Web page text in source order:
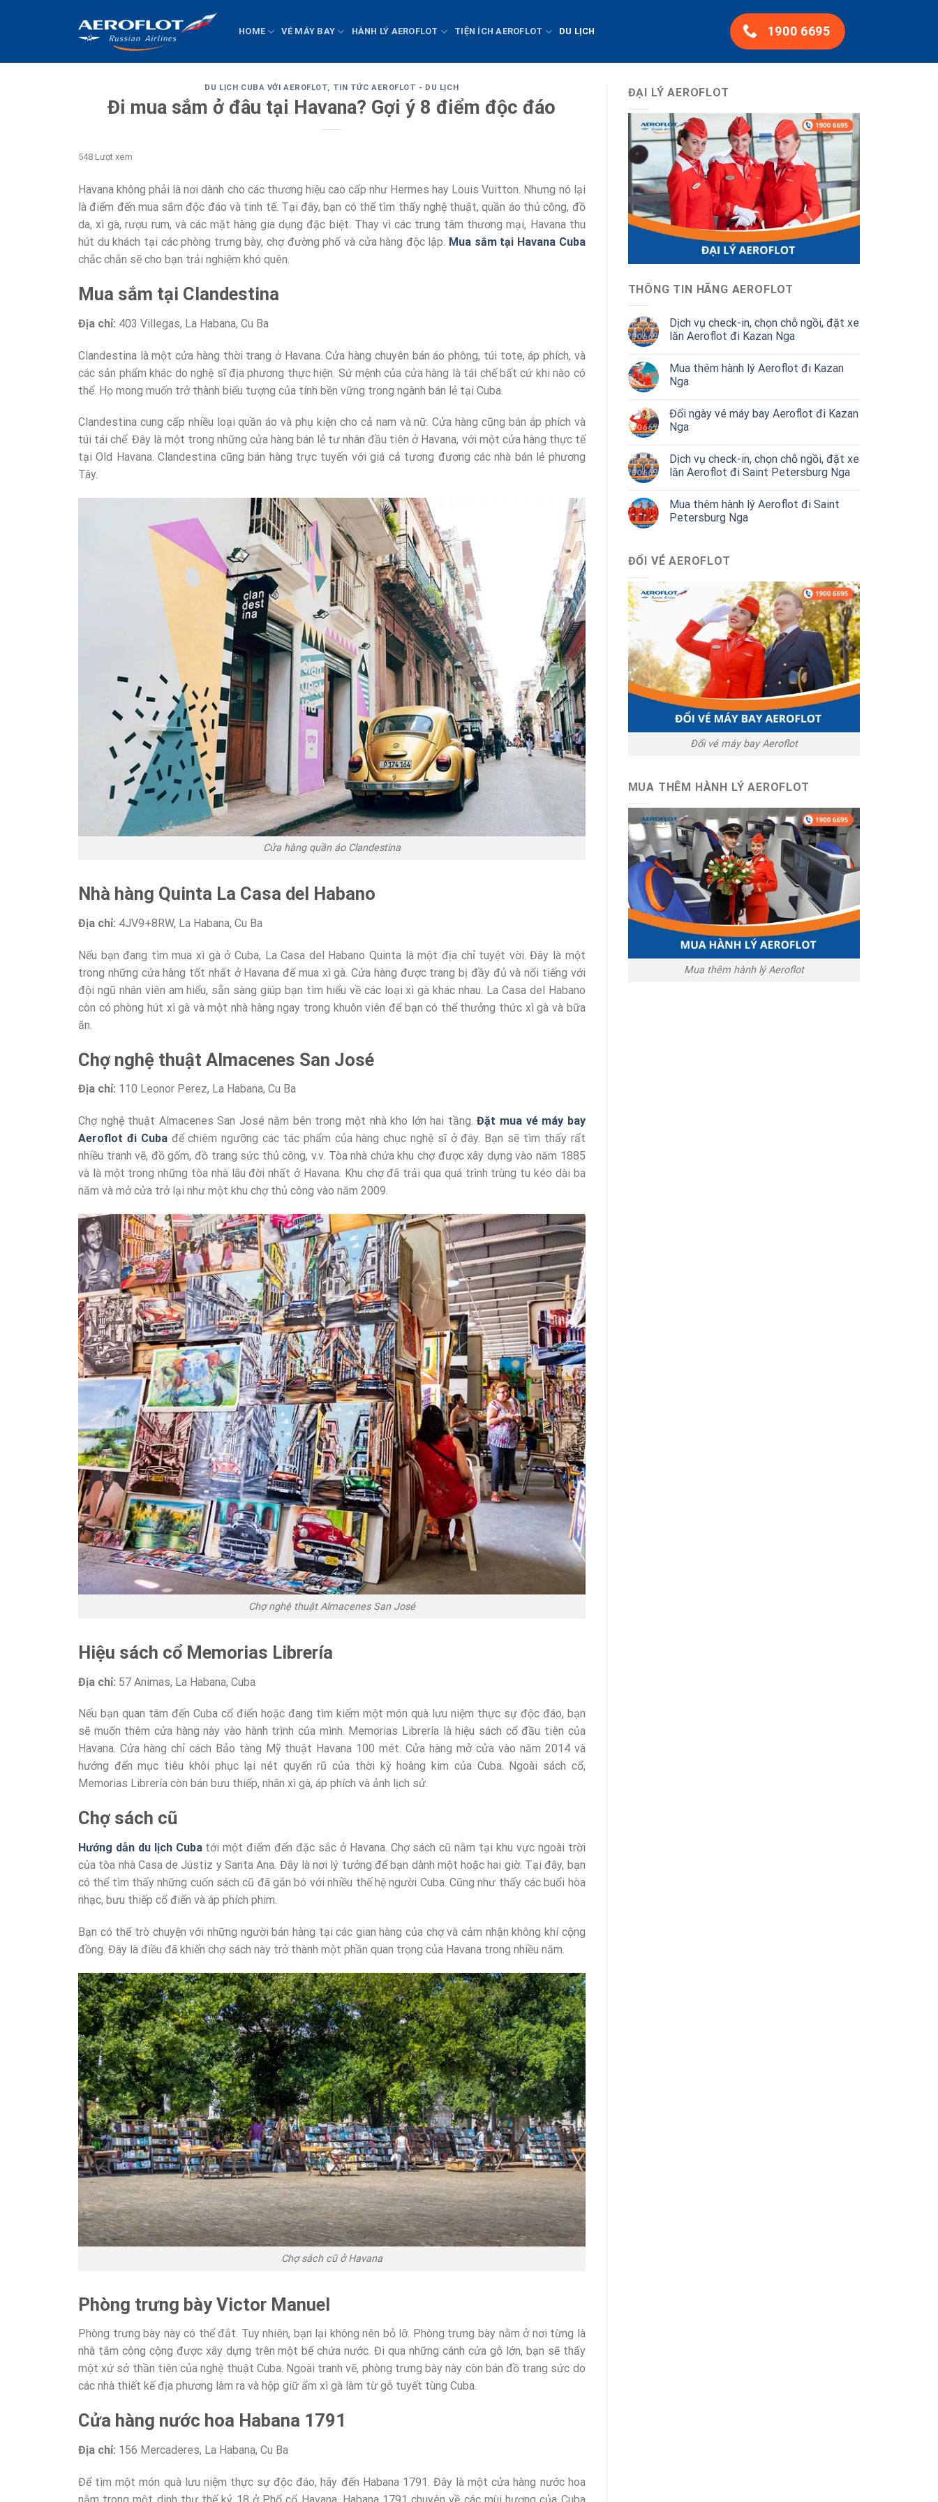
dung
HOME VÉ MÁY BAY HÀNH LÝ AEROFLOT TIỆN ÍCH AEROFLOT DU LỊCH 1900 6695
DU LỊCH CUBA VỚI AEROFLOT, TIN TỨC AEROFLOT - DU LỊCH
Đi mua sắm ở đâu tại Havana? Gợi ý 8 điểm độc đáo
548 Lượt xem
Havana không phải là nơi dành cho các thương hiệu cao cấp như Hermes hay Louis Vuitton. Nhưng nó lại
là điểm đến mua sắm độc đáo và tinh tế. Tại đây, bạn có thể tìm thấy nghệ thuật, quần áo thủ công, đồ
da, xì gà, rượu rum, và các mặt hàng gia dụng đặc biệt. Thay vì các trung tâm thương mại, Havana thu
hút du khách tại các phòng trưng bày, chợ đường phố và cửa hàng độc lập. Mua sắm tại Havana Cuba
chắc chắn sẽ cho bạn trải nghiệm khó quên.
Mua sắm tại Clandestina
Địa chỉ: 403 Villegas, La Habana, Cu Ba
Clandestina là một cửa hàng thời trang ở Havana. Cửa hàng chuyên bán áo phông, túi tote, áp phích, và
các sản phẩm khác do nghệ sĩ địa phương thực hiện. Sứ mệnh của cửa hàng là tái chế bất cứ khi nào có
thể. Họ mong muốn trở thành biểu tượng của tính bền vững trong ngành bán lẻ tại Cuba.
Clandestina cung cấp nhiều loại quần áo và phụ kiện cho cả nam và nữ. Cửa hàng cũng bán áp phích và
túi tái chế. Đây là một trong những cửa hàng bán lẻ tư nhân đầu tiên ở Havana, với một cửa hàng thực tế
tại Old Havana. Clandestina cũng bán hàng trực tuyến với giá cả tương đương các nhà bán lẻ phương
Tây.
Cửa hàng quần áo Clandestina
Nhà hàng Quinta La Casa del Habano
Địa chỉ: 4JV9+8RW, La Habana, Cu Ba
Nếu bạn đang tìm mua xì gà ở Cuba, La Casa del Habano Quinta là một địa chỉ tuyệt vời. Đây là một
trong những cửa hàng tốt nhất ở Havana để mua xì gà. Cửa hàng được trang bị đầy đủ và nổi tiếng với
đội ngũ nhân viên am hiểu, sẵn sàng giúp bạn tìm hiểu về các loại xì gà khác nhau. La Casa del Habano
còn có phòng hút xì gà và một nhà hàng ngay trong khuôn viên để bạn có thể thưởng thức xì gà và bữa
ăn.
Chợ nghệ thuật Almacenes San José
Địa chỉ: 110 Leonor Perez, La Habana, Cu Ba
Chợ nghệ thuật Almacenes San José nằm bên trong một nhà kho lớn hai tầng.Đặt mua vé máy bay
Aeroflot đi Cubađể chiêm ngưỡng các tác phẩm của hàng chục nghệ sĩ ở đây. Bạn sẽ tìm thấy rất
nhiều tranh vẽ, đồ gốm, đồ trang sức thủ công, v.v. Tòa nhà chứa khu chợ được xây dựng vào năm 1885
và là một trong những tòa nhà lâu đời nhất ở Havana. Khu chợ đã trải qua quá trình trùng tu kéo dài ba
năm và mở cửa trở lại như một khu chợ thủ công vào năm 2009.
Chợ nghệ thuật Almacenes San José
Hiệu sách cổ Memorias Librería
Địa chỉ: 57 Animas, La Habana, Cuba
Nếu bạn quan tâm đến Cuba cổ điển hoặc đang tìm kiếm một món quà lưu niệm thực sự độc đáo, bạn
sẽ muốn thêm cửa hàng này vào hành trình của mình. Memorias Librería là hiệu sách cổ đầu tiên của
Havana. Cửa hàng chỉ cách Bảo tàng Mỹ thuật Havana 100 mét. Cửa hàng mở cửa vào năm 2014 và
hướng đến mục tiêu khôi phục lại nét quyến rũ của thời kỳ hoàng kim của Cuba. Ngoài sách cổ,
Memorias Librería còn bán bưu thiếp, nhãn xì gà, áp phích và ảnh lịch sử.
Chợ sách cũ
Hướng dẫn du lịch Cubatới một điểm đến đặc sắc ở Havana. Chợ sách cũ nằm tại khu vực ngoài trời
của tòa nhà Casa de Jústiz y Santa Ana. Đây là nơi lý tưởng để bạn dành một hoặc hai giờ. Tại đây, bạn
có thể tìm thấy những cuốn sách cũ đã gắn bó với nhiều thế hệ người Cuba. Cũng như thấy các buổi hòa
nhạc, bưu thiếp cổ điển và áp phích phim.
Bạn có thể trò chuyện với những người bán hàng tại các gian hàng của chợ và cảm nhận không khí cộng
đồng. Đây là điều đã khiến chợ sách này trở thành một phần quan trọng của Havana trong nhiều năm.
Chợ sách cũ ở Havana
Phòng trưng bày Victor Manuel
Phòng trưng bày này có thể đắt. Tuy nhiên, bạn lại không nên bỏ lỡ. Phòng trưng bày nằm ở nơi từng là
nhà tắm công cộng được xây dựng trên một bể chứa nước. Đi qua những cánh cửa gỗ lớn, bạn sẽ thấy
một xứ sở thần tiên của nghệ thuật Cuba. Ngoài tranh vẽ, phòng trưng bày này còn bán đồ trang sức do
các nhà thiết kế địa phương làm ra và hộp giữ ẩm xì gà làm từ gỗ tuyết tùng Cuba.
Cửa hàng nước hoa Habana 1791
Địa chỉ: 156 Mercaderes, La Habana, Cu Ba
Để tìm một món quà lưu niệm thực sự độc đáo, hãy đến Habana 1791. Đây là một cửa hàng nước hoa
ĐẠI LÝ AEROFLOT
THÔNG TIN HÃNG AEROFLOT
Dịch vụ check-in, chọn chỗ ngồi, đặt xe
lăn Aeroflot đi Kazan Nga
Mua thêm hành lý Aeroflot đi Kazan
Nga
Đổi ngày vé máy bay Aeroflot đi Kazan
Nga
Dịch vụ check-in, chọn chỗ ngồi, đặt xe
lăn Aeroflot đi Saint Petersburg Nga
Mua thêm hành lý Aeroflot đi Saint
Petersburg Nga
ĐỔI VÉ AEROFLOT
Đổi vé máy bay Aeroflot
MUA THÊM HÀNH LÝ AEROFLOT
Mua thêm hành lý Aeroflot